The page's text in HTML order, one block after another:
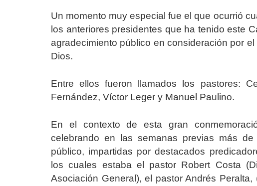
Un momento muy especial fue el que ocurrió
los anteriores presidentes que ha tenido este
agradecimiento público en consideración por
Dios.
Entre ellos fueron llamados los pastores:
Fernández, Víctor Leger y Manuel Paulino.
En el contexto de esta gran
celebrando en las semanas previas más
público, impartidas por destacados
los cuales estaba el pastor Robert Costa
Asociación General), el pastor Andrés